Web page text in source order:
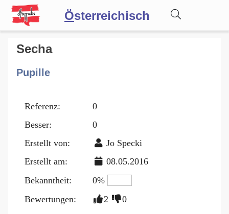
Österreichisch
Wörterbuch
Forum
Blog
Secha
Pupille
Referenz:
0
Besser:
0
Erstellt von:
Jo Specki
Erstellt am:
08.05.2016
Bekanntheit:
0%
Bewertungen:
2 0